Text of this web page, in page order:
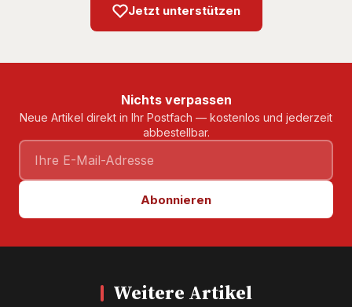
Jetzt unterstützen
Nichts verpassen
Neue Artikel direkt in Ihr Postfach — kostenlos und jederzeit
abbestellbar.
Abonnieren
Weitere Artikel